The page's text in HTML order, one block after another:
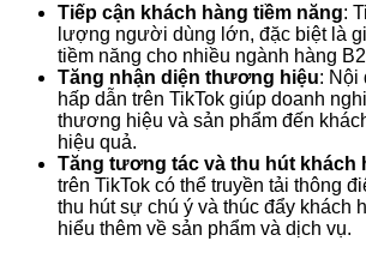
Tiếp cận khách hàng tiềm năng:
lượng người dùng lớn, đặc biệt là
tiềm năng cho nhiều ngành hàng
Tăng nhận diện thương hiệu: Nội
hấp dẫn trên TikTok giúp doanh
thương hiệu và sản phẩm đến
hiệu quả.
Tăng tương tác và thu hút khách
trên TikTok có thể truyền tải thông
thu hút sự chú ý và thúc đẩy khách
hiểu thêm về sản phẩm và dịch vụ.